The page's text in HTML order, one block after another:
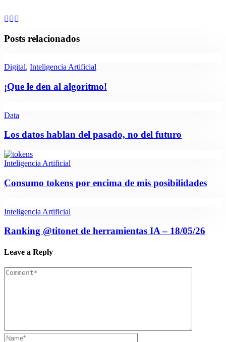
Posts relacionados
Digital, Inteligencia Artificial
¡Que le den al algoritmo!
Data
Los datos hablan del pasado, no del futuro
Inteligencia Artificial
Consumo tokens por encima de mis posibilidades
Inteligencia Artificial
Ranking @titonet de herramientas IA – 18/05/26
Leave a Reply